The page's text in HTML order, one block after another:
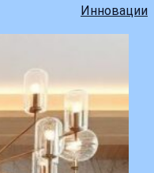
Инновации